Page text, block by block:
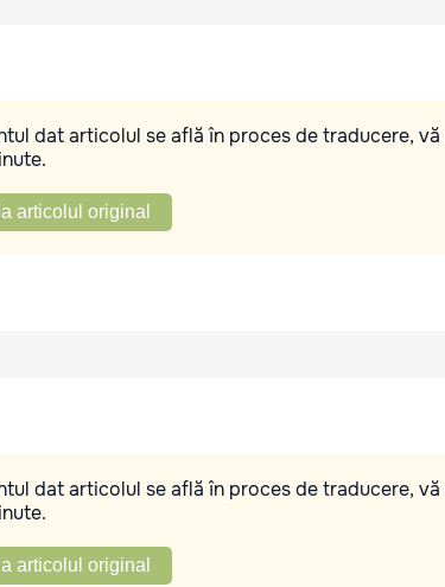
dat articolul se află în proces de traducere,
articolul original
dat articolul se află în proces de traducere,
articolul original